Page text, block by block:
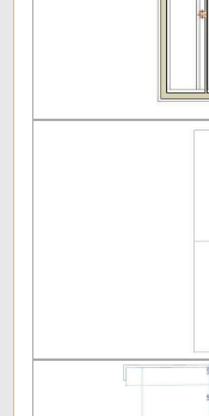
Posto auto/Box
Nuova costruzione